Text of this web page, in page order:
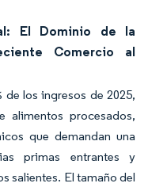
El Dominio de la
Comercio al
de los ingresos de 2025,
alimentos procesados,
que demandan una
primas entrantes y
salientes. El tamaño del